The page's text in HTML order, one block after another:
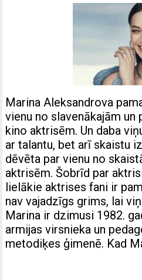
Marina Aleksandrova
vienu no slavenākajām
kino aktrisēm. Un daba
ar talantu, bet arī skaistu
dēvēta par vienu no
aktrisēm. Šobrīd par
lielākie aktrises fani ir
nav vajadzīgs grims, lai
Marina ir dzimusi 1982.
armijas virsnieka un
metodiķes ģimenē. Kad